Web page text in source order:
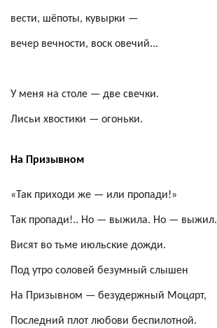
вести, шёпоты, кувырки —
вечер вечности, воск овечий...
У меня на столе — две свечки.
Лисьи хвостики — огоньки.
На Призывном
«Так приходи же — или пропади!»
Так пропади!.. Но — выжила. Но — выжил.
Висят во тьме июльские дожди.
Под утро соловей безумный слышен
На Призывном — безудержный Моцарт,
Последний плот любови беспилотной.